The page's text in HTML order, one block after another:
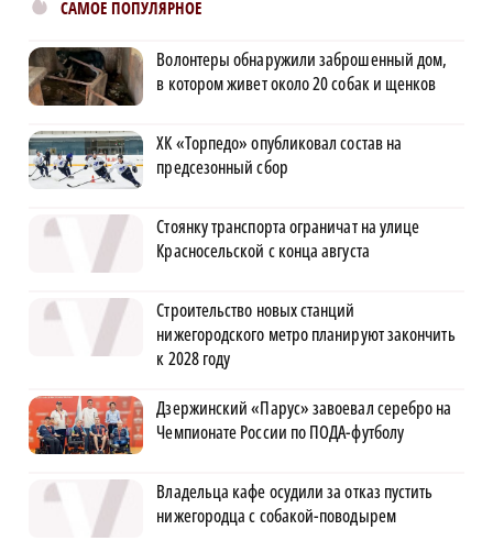
САМОЕ ПОПУЛЯРНОЕ
Волонтеры обнаружили заброшенный дом,
в котором живет около 20 собак и щенков
ХК «Торпедо» опубликовал состав на
предсезонный сбор
Стоянку транспорта ограничат на улице
Красносельской с конца августа
Строительство новых станций
нижегородского метро планируют закончить
к 2028 году
Дзержинский «Парус» завоевал серебро на
Чемпионате России по ПОДА-футболу
Владельца кафе осудили за отказ пустить
нижегородца с собакой-поводырем